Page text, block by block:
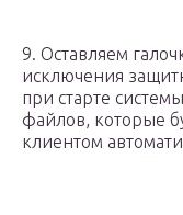
9. Оставляем
исключения
при старте
файлов, которые
клиентом